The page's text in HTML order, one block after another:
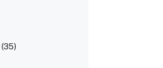
(35)